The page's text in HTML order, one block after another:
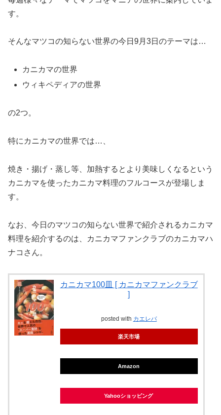
す。
そんなマツコの知らない世界の今日9月3日のテーマは…
カニカマの世界
ウィキペディアの世界
の2つ。
特にカニカマの世界では…、
焼き・揚げ・蒸し等、加熱するとより美味しくなるという
カニカマを使ったカニカマ料理のフルコースが登場しま
す。
なお、今日のマツコの知らない世界で紹介されるカニカマ
料理を紹介するのは、カニカマファンクラブのカニカマハ
ナコさん。
カニカマ100皿 [ カニカマファンクラブ
]
posted with カエレバ
楽天市場
Amazon
Yahooショッピング